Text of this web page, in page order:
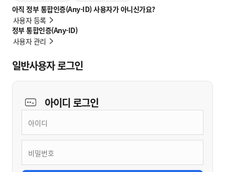
아직 정부 통합인증(Any-ID) 사용자가 아니신가요?
사용자 등록
정부 통합인증(Any-ID)
사용자 관리
일반사용자 로그인
아이디로그인